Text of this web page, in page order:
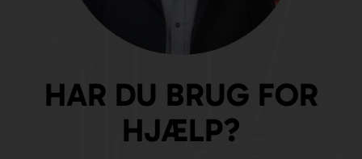
HAR DU BRUG FOR
HJÆLP?